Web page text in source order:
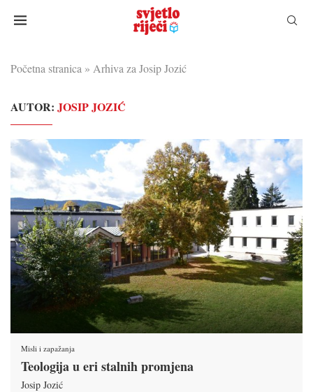
Početna stranica » Arhiva za Josip Jozić
AUTOR: JOSIP JOZIĆ
Misli i zapažanja
Teologija u eri stalnih promjena
Josip Jozić